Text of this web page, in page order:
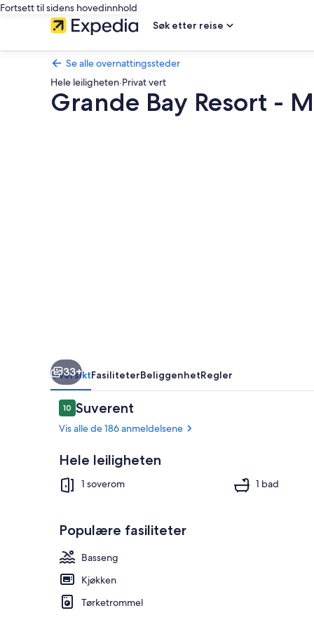
Fortsett til sidens hovedinnhold
Søk etter reise
Se alle overnattingssteder
Hele leiligheten·Privat vert
Grande Bay Resort -
stranden!
På
33+
OversiktFasiliteterBeliggenhetRegler
Anmeldelser
1010 av 10 –
Suverent
Vis alle de 186 anmeldelsene
Hele leiligheten
1 soverom 1 bad
Populære fasiliteter
Basseng
Kjøkken
Tørketrommel